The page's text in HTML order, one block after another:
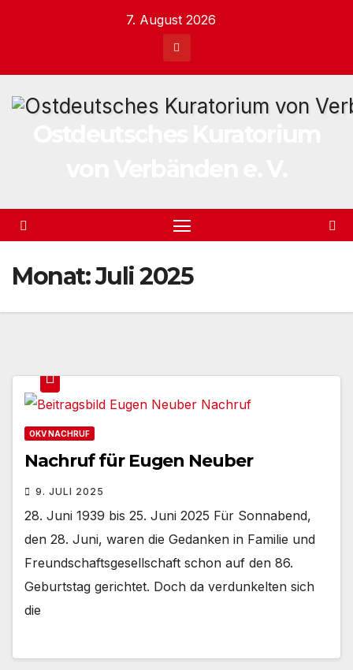
7. August 2026
Monat:Juli 2025
OKV NACHRUF
Nachruf für Eugen Neuber
9. JULI 2025
28. Juni 1939 bis 25. Juni 2025 Für Sonnabend,
den 28. Juni, waren die Gedanken in Familie und
Freundschaftsgesellschaft schon auf den 86.
Geburtstag gerichtet. Doch da verdunkelten sich
die